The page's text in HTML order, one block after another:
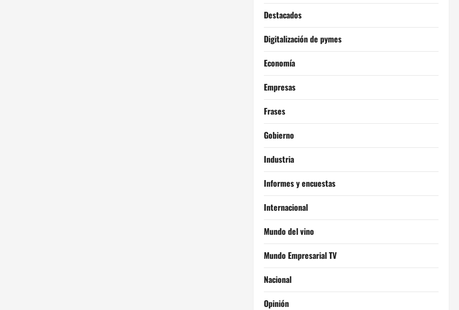
Destacados
Digitalización de pymes
Economía
Empresas
Frases
Gobierno
Industria
Informes y encuestas
Internacional
Mundo del vino
Mundo Empresarial TV
Nacional
Opinión